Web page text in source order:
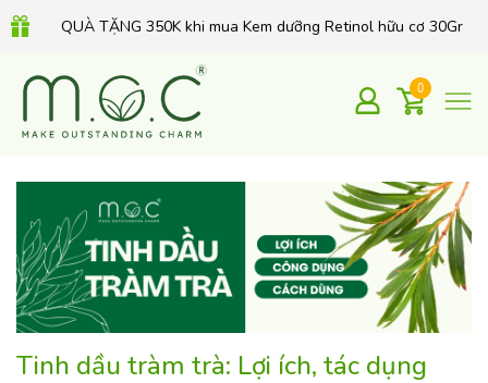
QUÀ TẶNG 350K khi mua Kem dưỡng Retinol hữu cơ 30Gr
0
Tinh dầu tràm trà: Lợi ích, tác dụng